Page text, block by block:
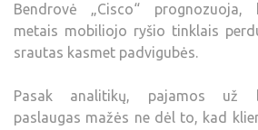
Bendrovė „Cisco“ prognozuoja,
metais mobiliojo ryšio tinklais
srautas kasmet padvigubės.
Pasak analitikų, pajamos už
paslaugas mažės ne dėl to, kad